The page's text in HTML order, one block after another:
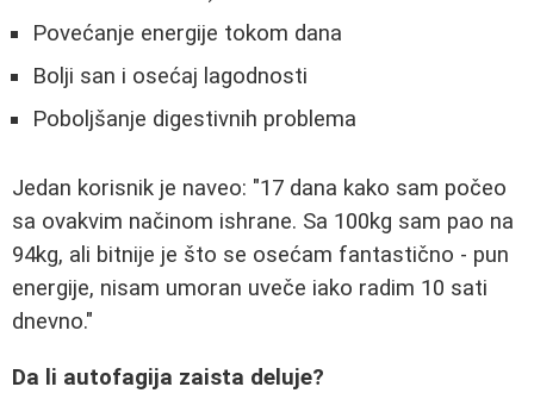
Povećanje energije tokom dana
Bolji san i osećaj lagodnosti
Poboljšanje digestivnih problema
Jedan korisnik je naveo: "17 dana kako sam počeo
sa ovakvim načinom ishrane. Sa 100kg sam pao na
94kg, ali bitnije je što se osećam fantastično - pun
energije, nisam umoran uveče iako radim 10 sati
dnevno."
Da li autofagija zaista deluje?